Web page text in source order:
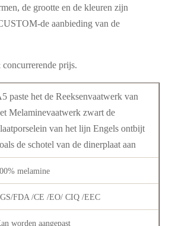
de grootte en de kleuren zijn
de aanbieding van de
prijs.
paste het de Reeksenvaatwerk van
Melaminevaatwerk zwart de
van het lijn Engels ontbijt
de schotel van de dinerplaat aan
melamine
FDA /CE /EO/ CIQ /EEC
worden aangepast